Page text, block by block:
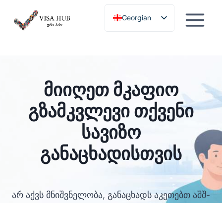
Georgian
English
მიიღეთ მკაფიო
გზამკვლევი თქვენი
სავიზო
განაცხადისთვის
არ აქვს მნიშვნელობა, განაცხადს აკეთებთ აშშ-